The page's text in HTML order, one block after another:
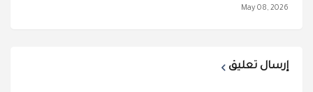
May 08, 2026
إرسال تعليق